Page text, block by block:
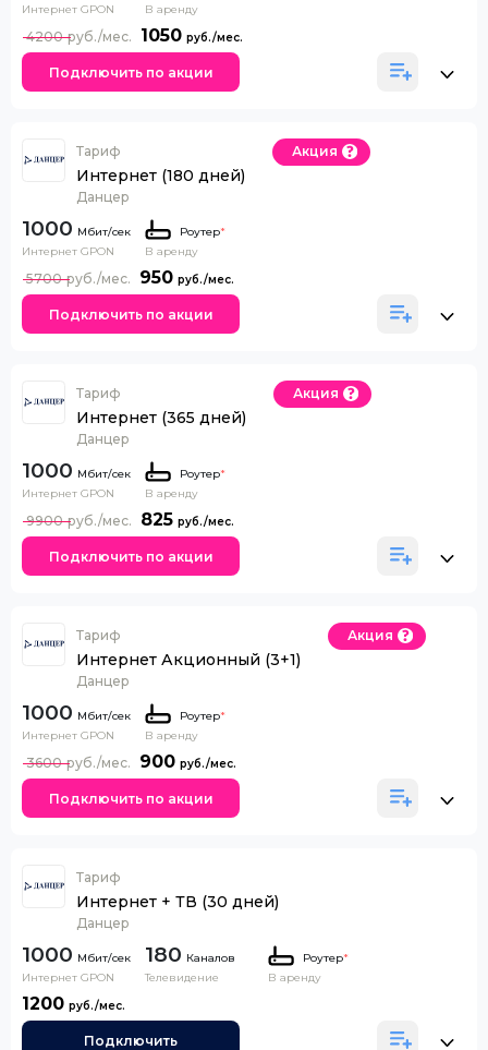
Интернет GPON
В аренду
1050
4200
Подключить по акции
Тариф
Интернет (180 дней)
Данцер
Акция
1000
Интернет GPON
Роутер*
В аренду
950
5700
Подключить по акции
Тариф
Интернет (365 дней)
Данцер
Акция
1000
Интернет GPON
Роутер*
В аренду
825
9900
Подключить по акции
Тариф
Интернет Акционный (3+1)
Данцер
Акция
1000
Интернет GPON
Роутер*
В аренду
900
3600
Подключить по акции
Тариф
Интернет + ТВ (30 дней)
Данцер
1000
Интернет GPON
180 Каналов
Телевидение
Роутер*
В аренду
1200
Подключить